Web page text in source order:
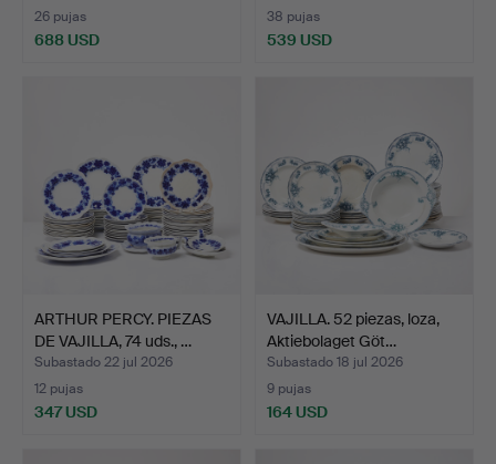
26 pujas
688 USD
38 pujas
539 USD
ARTHUR PERCY. PIEZAS
DE VAJILLA, 74 uds., …
Subastado 22 jul 2026
12 pujas
347 USD
VAJILLA. 52 piezas, loza,
Aktiebolaget Göt…
Subastado 18 jul 2026
9 pujas
164 USD